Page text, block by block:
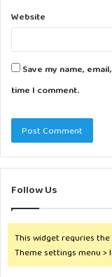
Website
Save my name,
time I comment.
Follow Us
This widget requries
Theme settings menu >